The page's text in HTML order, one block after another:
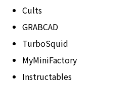
Cults
GRABCAD
TurboSquid
MyMiniFactory
Instructables